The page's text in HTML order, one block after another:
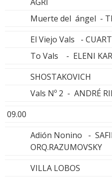
Muerte del ángel -
El Viejo Vals -
To Vals - ELENI
SHOSTAKOVICH
Vals Nº 2 - ANDRÉ
09.00
Adión Nonino -
ORQ.RAZUMOVSKY
VILLA LOBOS